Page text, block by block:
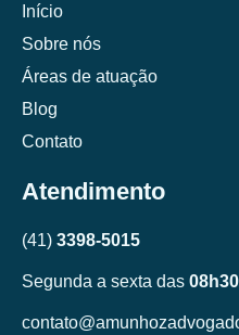
Início
Sobre nós
Áreas de atuação
Blog
Contato
Atendimento
(41) 3398-5015
Segunda a sexta das